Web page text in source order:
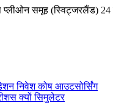
प्लीओन समूह (स्विट्जरलैंड) 24
निवेश कोष आउटसोर्सिंग
क्योंसिमुलेटर